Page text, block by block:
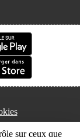
sur ceux que